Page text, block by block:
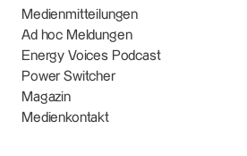
Medienmitteilungen
Ad hoc Meldungen
Energy Voices Podcast
Power Switcher
Magazin
Medienkontakt